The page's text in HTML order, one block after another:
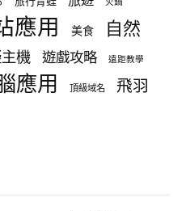
火鍋
應用 美食 自然
機 遊戲攻略 遠距教學
應用 頂級域名 飛羽